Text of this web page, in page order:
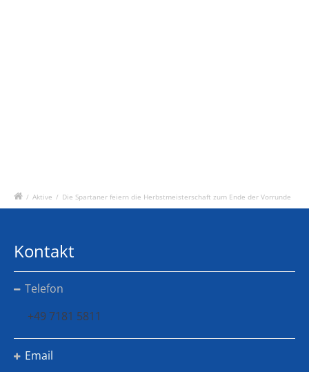
/ Aktive / Die Spartaner feiern die Herbstmeisterschaft zum Ende der Vorrunde
Kontakt
Telefon
+49 7181 5811
Email